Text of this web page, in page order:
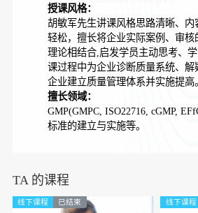
授课风格：
胡敏军先生讲课风格思路清晰、内
轻松，擅长将企业实际案例、审核
理论相结合,启发学员主动思考、
课过程中为企业诊断质量系统、解
企业建立质量管理体系并实施提高。
擅长领域：
GMP(GMPC, ISO22716, cGMP,
标准的建立与实施等。
TA 的课程
线下课程 已结束 线下课程